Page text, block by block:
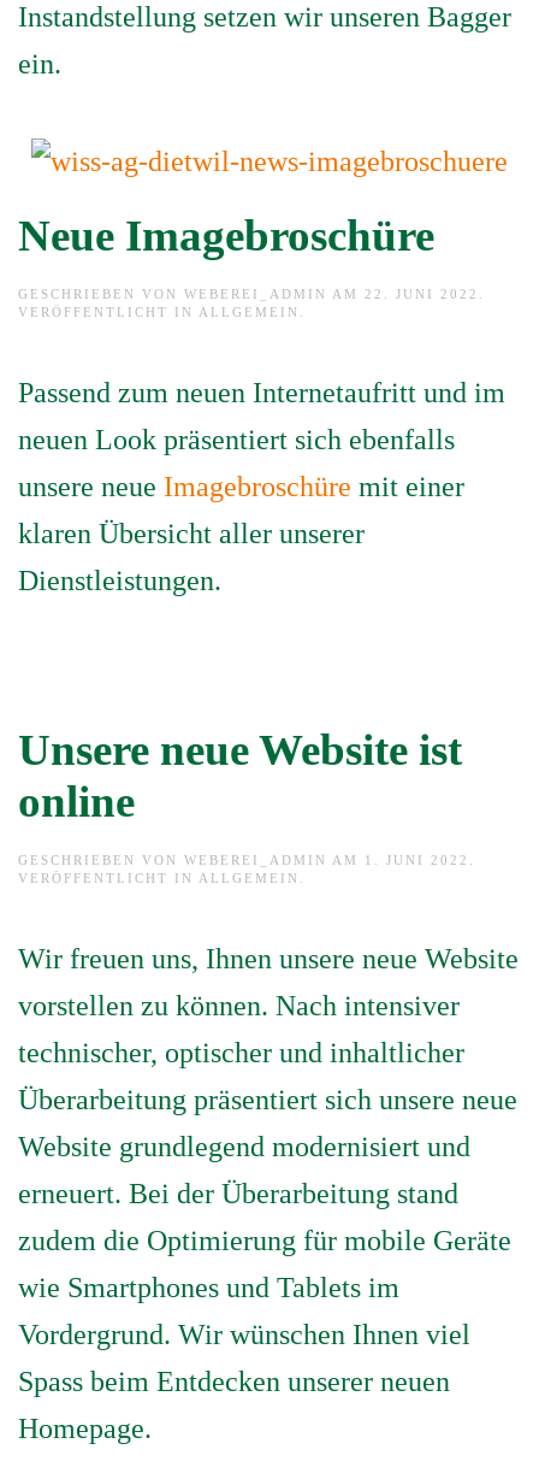
Instandstellung setzen wir unseren Bagger
ein.
Neue Imagebroschüre
GESCHRIEBEN VON WEBEREI_ADMIN AM 22. JUNI 2022 .
VERÖFFENTLICHT IN ALLGEMEIN .
Passend zum neuen Internetaufritt und im
neuen Look präsentiert sich ebenfalls
unsere neue Imagebroschüre mit einer
klaren Übersicht aller unserer
Dienstleistungen.
Unsere neue Website ist
online
GESCHRIEBEN VON WEBEREI_ADMIN AM 1. JUNI 2022 .
VERÖFFENTLICHT IN ALLGEMEIN .
Wir freuen uns, Ihnen unsere neue Website
vorstellen zu können. Nach intensiver
technischer, optischer und inhaltlicher
Überarbeitung präsentiert sich unsere neue
Website grundlegend modernisiert und
erneuert. Bei der Überarbeitung stand
zudem die Optimierung für mobile Geräte
wie Smartphones und Tablets im
Vordergrund. Wir wünschen Ihnen viel
Spass beim Entdecken unserer neuen
Homepage.